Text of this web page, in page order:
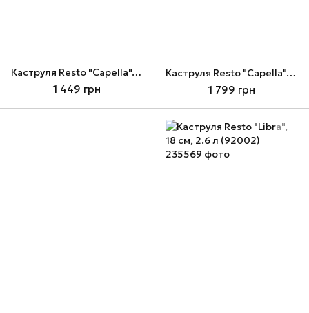
Каструля Resto "Capella", 20 см, 2.6 л (93501)
1 449 грн
Каструля Resto "Capella", 24 см, 4.6 л (93503)
1 799 грн